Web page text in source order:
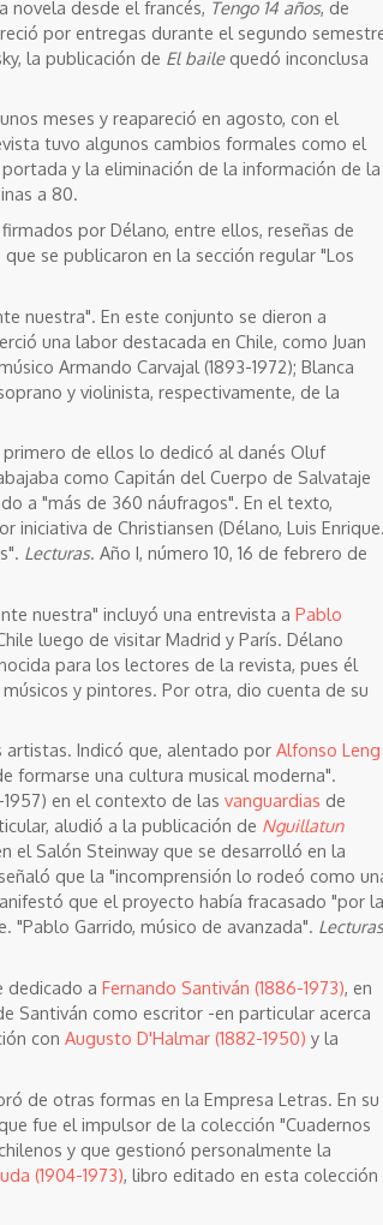
novela desde el francés, Tengo 14 años, de
por entregas durante el segundo
la publicación de El bailequedó inconclusa
meses y reapareció en agosto, con el
tuvo algunos cambios formales como el
y la eliminación de la información de la
a 80.
por Délano, entre ellos, reseñas de
se publicaron en la sección regular "Los
nuestra". En este conjunto se dieron a
una labor destacada en Chile, como Juan
Armando Carvajal (1893-1972); Blanca
y violinista, respectivamente, de la
de ellos lo dedicó al danés Oluf
como Capitán del Cuerpo de Salvataje
a "más de 360 náufragos". En el texto,
de Christiansen (Délano, Luis Enrique.
Lecturas. Año I, número 10, 16 de febrero de
nuestra" incluyó una entrevista a Pablo
luego de visitar Madrid y París. Délano
para los lectores de la revista, pues él
y pintores. Por otra, dio cuenta de su
artistas. Indicó que, alentado por Alfonso Leng
formarse una cultura musical moderna".
en el contexto de las vanguardias de
aludió a la publicación de Nguillatun
el Salón Steinway que se desarrolló en la
que la "incomprensión lo rodeó como
que el proyecto había fracasado "por la
"Pablo Garrido, músico de avanzada". Lecturas
dedicado a Fernando Santiván (1886-1973), en
Santiván como escritor -en particular acerca
con Augusto D'Halmar (1882-1950) y la
de otras formas en la Empresa Letras. En su
fue el impulsor de la colección "Cuadernos
y que gestionó personalmente la
(1904-1973), libro editado en esta colección